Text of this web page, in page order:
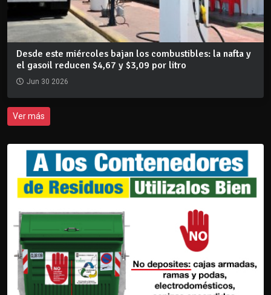
Desde este miércoles bajan los combustibles: la nafta y
el gasoil reducen $4,67 y $3,09 por litro
Jun 30 2026
Ver más